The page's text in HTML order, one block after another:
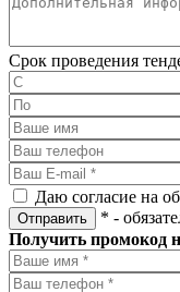
Срок проведения
Даю согласие на
Отправить * -
Получить промокод